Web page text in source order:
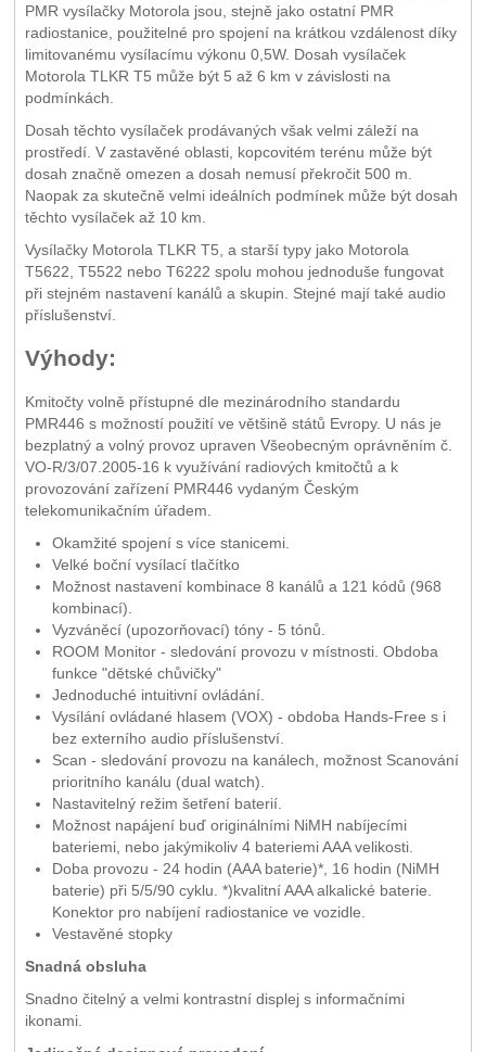
PMR vysílačky Motorola jsou, stejně jako ostatní PMR
radiostanice, použitelné pro spojení na krátkou vzdálenost díky
limitovanému vysílacímu výkonu 0,5W. Dosah vysílaček
Motorola TLKR T5 může být 5 až 6 km v závislosti na
podmínkách.
Dosah těchto vysílaček prodávaných však velmi záleží na
prostředí. V zastavěné oblasti, kopcovitém terénu může být
dosah značně omezen a dosah nemusí překročit 500 m.
Naopak za skutečně velmi ideálních podmínek může být dosah
těchto vysílaček až 10 km.
Vysílačky Motorola TLKR T5, a starší typy jako Motorola
T5622, T5522 nebo T6222 spolu mohou jednoduše fungovat
při stejném nastavení kanálů a skupin. Stejné mají také audio
příslušenství.
Výhody:
Kmitočty volně přístupné dle mezinárodního standardu
PMR446 s možností použití ve většině států Evropy. U nás je
bezplatný a volný provoz upraven Všeobecným oprávněním č.
VO-R/3/07.2005-16 k využívání radiových kmitočtů a k
provozování zařízení PMR446 vydaným Českým
telekomunikačním úřadem.
Okamžité spojení s více stanicemi.
Velké boční vysílací tlačítko
Možnost nastavení kombinace 8 kanálů a 121 kódů (968
kombinací).
Vyzváněcí (upozorňovací) tóny - 5 tónů.
ROOM Monitor - sledování provozu v místnosti. Obdoba
funkce "dětské chůvičky"
Jednoduché intuitivní ovládání.
Vysílání ovládané hlasem (VOX) - obdoba Hands-Free s i
bez externího audio příslušenství.
Scan - sledování provozu na kanálech, možnost Scanování
prioritního kanálu (dual watch).
Nastavitelný režim šetření baterií.
Možnost napájení buď originálními NiMH nabíjecími
bateriemi, nebo jakýmikoliv 4 bateriemi AAA velikosti.
Doba provozu - 24 hodin (AAA baterie)*, 16 hodin (NiMH
baterie) při 5/5/90 cyklu. *)kvalitní AAA alkalické baterie.
Konektor pro nabíjení radiostanice ve vozidle.
Vestavěné stopky
Snadná obsluha
Snadno čitelný a velmi kontrastní displej s informačními
ikonami.